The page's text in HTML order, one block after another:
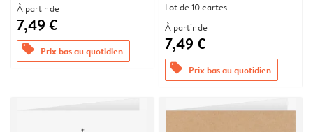
À partir de
7,49 €
offers Prix bas au quotidien
Lot de 10 cartes
À partir de
7,49 €
offers Prix bas au quotidien